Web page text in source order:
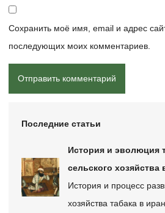
Сохранить моё имя, email и адрес
последующих моих комментариев.
Последние статьи
История и эволюция
сельского хозяйства
История и процесс
хозяйства табака в